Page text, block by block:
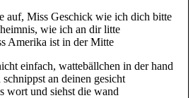
auf, Miss Geschick wie ich dich bitte
wie ich an dir litte
Amerika ist in der Mitte
einfach, wattebällchen in der hand
schnippst an deinen gesicht
wort und siehst die wand